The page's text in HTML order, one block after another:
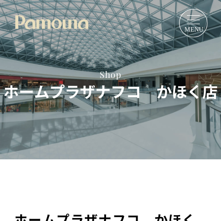
Shop
ホームプラザナフコ かほく店